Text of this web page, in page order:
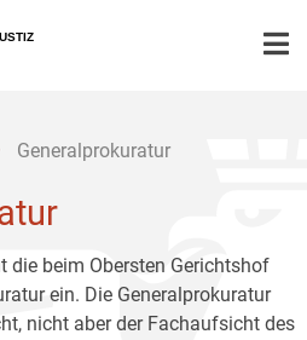
Generalprokuratur
die beim Obersten Gerichtshof
ein. Die Generalprokuratur
nicht aber der Fachaufsicht des